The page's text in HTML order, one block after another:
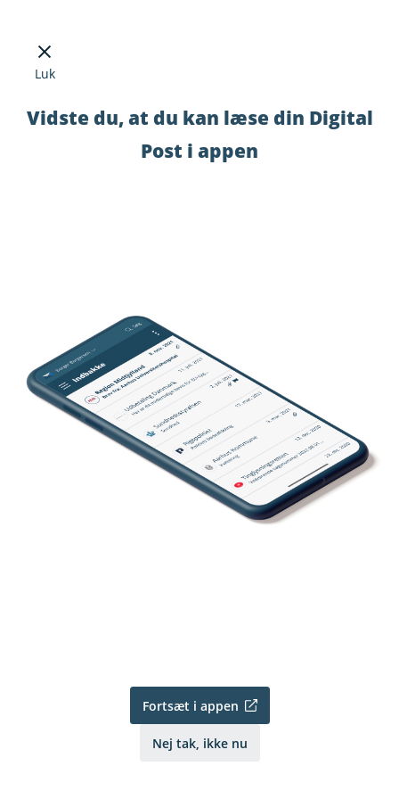
Luk
Vidste du, at du kan læse din Digital
Post i appen
Fortsæt i appen
Nej tak, ikke nu